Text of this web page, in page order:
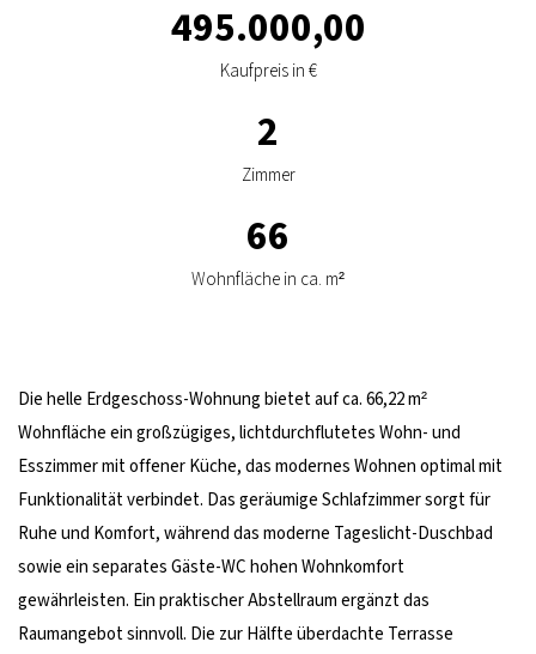
495.000,00
Kaufpreis in €
2
Zimmer
66
Wohnfläche in ca. m²
Die helle Erdgeschoss-Wohnung bietet auf ca. 66,22 m²
Wohnfläche ein großzügiges, lichtdurchflutetes Wohn- und
Esszimmer mit offener Küche, das modernes Wohnen optimal mit
Funktionalität verbindet. Das geräumige Schlafzimmer sorgt für
Ruhe und Komfort, während das moderne Tageslicht-Duschbad
sowie ein separates Gäste-WC hohen Wohnkomfort
gewährleisten. Ein praktischer Abstellraum ergänzt das
Raumangebot sinnvoll. Die zur Hälfte überdachte Terrasse